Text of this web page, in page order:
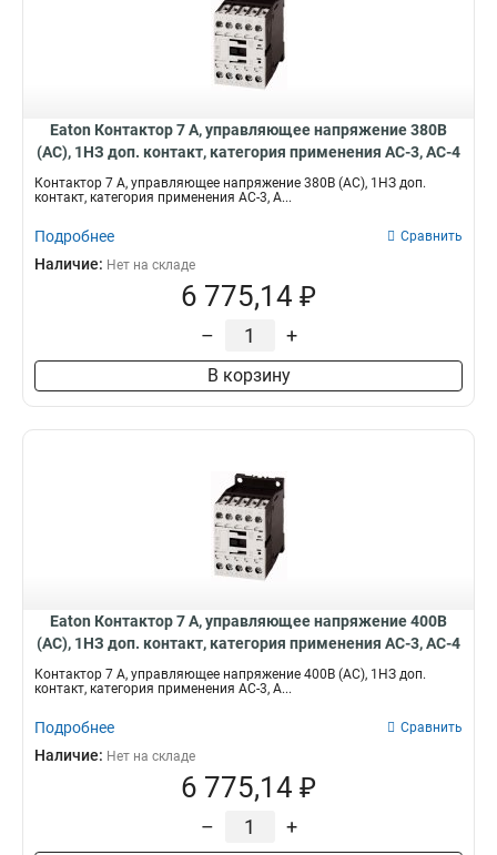
Eaton Контактор 7 А, управляющее напряжение 380В
(АС), 1НЗ доп. контакт, категория применения AC-3, AC-4
DILM7-01(380V50HZ,440V60HZ)
Контактор 7 А, управляющее напряжение 380В (АС), 1НЗ доп.
контакт, категория применения AC-3, A...
Подробнее Сравнить
Наличие: Нет на складе
6 775,14 ₽
– +
В корзину
Eaton Контактор 7 А, управляющее напряжение 400В
(АС), 1НЗ доп. контакт, категория применения AC-3, AC-4
DILM7-01(400V50HZ,440V60HZ)
Контактор 7 А, управляющее напряжение 400В (АС), 1НЗ доп.
контакт, категория применения AC-3, A...
Подробнее Сравнить
Наличие: Нет на складе
6 775,14 ₽
– +